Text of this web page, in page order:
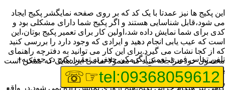
این پکیج ها نیز عمدتا با یک کد که بر روی صفحه نمایگشر پکیج ایجاد
می شود،قابل شناسایی هستند و اگر پکیج شما دارای مشکلی بود و
کدی برای شما نمایش داده شد،اولین کار برای تعمیر پکیج بوتان،این
است که عیب یابی انجام دهید و ایرادی که وجود دارد را بررسی کنید
که از کجا نشات می گیرد.برای این کار می توانید به دفترچه راهنمای
محصول خود مراجعه کنید که معمولا تمامی ایرادهایی که ممکن است
برای پکیج پیش بیاید در آن قرار گرفته است.
گاهی نیز هنگام خرابی پکیج،هیچ اروری نمایش داده نمی شود.در واقع
تلفن تماس فوریتعمیر آبگرمکن جعفریه,تعمیر پکیج در جعفریه+
tel:09368059612
☞☏